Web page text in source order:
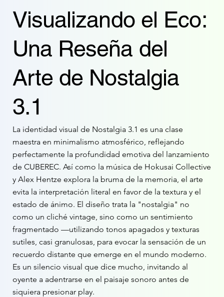
Visualizando el Eco:
Una Reseña del
Arte de Nostalgia
3.1
La identidad visual de Nostalgia 3.1 es una clase
maestra en minimalismo atmosférico, reflejando
perfectamente la profundidad emotiva del lanzamiento
de CUBEREC. Así como la música de Hokusai Collective
y Alex Hentze explora la bruma de la memoria, el arte
evita la interpretación literal en favor de la textura y el
estado de ánimo. El diseño trata la "nostalgia" no
como un cliché vintage, sino como un sentimiento
fragmentado —utilizando tonos apagados y texturas
sutiles, casi granulosas, para evocar la sensación de un
recuerdo distante que emerge en el mundo moderno.
Es un silencio visual que dice mucho, invitando al
oyente a adentrarse en el paisaje sonoro antes de
siquiera presionar play.